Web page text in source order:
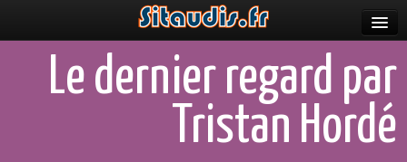
Parutions
IncitationsLe dernier regard par
Tristan Hordé